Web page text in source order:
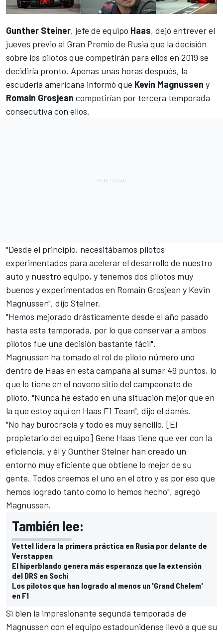
Gunther Steiner, jefe de equipo Haas, dejó entrever el
jueves previo al Gran Premio de Rusia que la decisión
sobre los pilotos que competirán para ellos en 2019 se
decidiría pronto. Apenas unas horas después, la
escudería americana informó que Kevin Magnussen y
Romain Grosjean competirían por tercera temporada
consecutiva con ellos.
"Desde el principio, necesitábamos pilotos
experimentados para acelerar el desarrollo de nuestro
auto y nuestro equipo, y tenemos dos pilotos muy
buenos y experimentados en Romain Grosjean y Kevin
Magnussen", dijo Steiner.
"Hemos mejorado drásticamente desde el año pasado
hasta esta temporada, por lo que conservar a ambos
pilotos fue una decisión bastante fácil".
Magnussen ha tomado el rol de piloto número uno
dentro de Haas en esta campaña al sumar 49 puntos, lo
que lo tiene en el noveno sitio del campeonato de
piloto. "Nunca he estado en una situación mejor que en
la que estoy aquí en Haas F1 Team", dijo el danés.
"No hay burocracia y todo es muy sencillo. [El
propietario del equipo] Gene Haas tiene que ver con la
eficiencia, y él y Gunther Steiner han creado un
entorno muy eficiente que obtiene lo mejor de su
gente. Todos creemos el uno en el otro y es por eso que
hemos logrado tanto como lo hemos hecho", agregó
Magnussen.
También lee:
Vettel lidera la primera práctica en Rusia por delante de
Verstappen
El hiperblando genera más esperanza que la extensión
del DRS en Sochi
Los pilotos que han logrado al menos un 'Grand Chelem'
en F1
Si bien la impresionante segunda temporada de
Magnussen con el equipo estadounidense llevó a que su